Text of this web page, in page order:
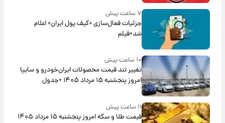
۷ ساعت پیش
جزئیات فعال‌سازی «کیف پول ایران» اعلام
شد+فیلم
۱۰ ساعت پیش
تغییر تند قیمت محصولات ایران‌خودرو و سایپا
امروز پنجشنبه ۱۵ مرداد ۱۴۰۵ +جدول
۱۱ ساعت پیش
قیمت طلا و سکه امروز پنجشنبه ۱۵ مرداد ۱۴۰۵